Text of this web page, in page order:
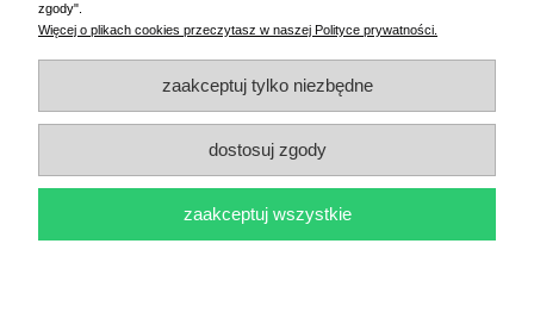
+48 58 770 31 80
- centrala
+48 58 770 31 83- wyceny i drukowanie etykiet
- Krzysztof - drukowanie etykiet,
(+48) 602 794 901- Sebastian - wyceny i doradztwo techniczne,biuro@randi.pl
zgody".
Więcej o plikach cookies przeczytasz w naszej Polityce prywatności.
zaakceptuj tylko niezbędne
dostosuj zgody
zaakceptuj wszystkie